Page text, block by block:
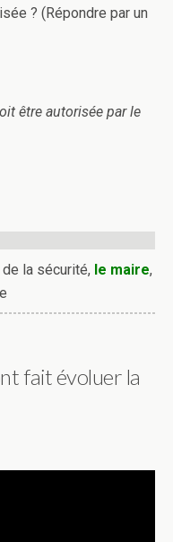
? (Répondre par un
être autorisée par le
de la sécurité, le maire,
fait évoluer la